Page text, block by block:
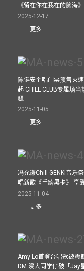
《留在你在我在的脑海
2025-12-17
更多
陈健安个唱门票预售火
起 CHILL CLUB专属场
骚
2025-11-05
更多
冯允谦Chill GENKI音乐
唱新歌《手绘黑卡》 享
2025-11-04
更多
Amy Lo首登台唱歌被震
DM 浸大同学仔破「Jay